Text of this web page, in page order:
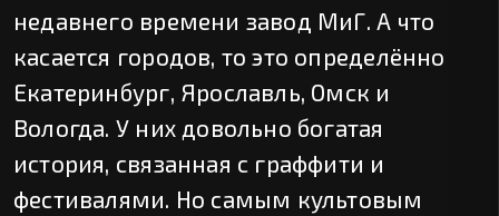
недавнего времени завод МиГ. А что
касается городов, то это определённо
Екатеринбург, Ярославль, Омск и
Вологда. У них довольно богатая
история, связанная с граффити и
фестивалями. Но самым культовым